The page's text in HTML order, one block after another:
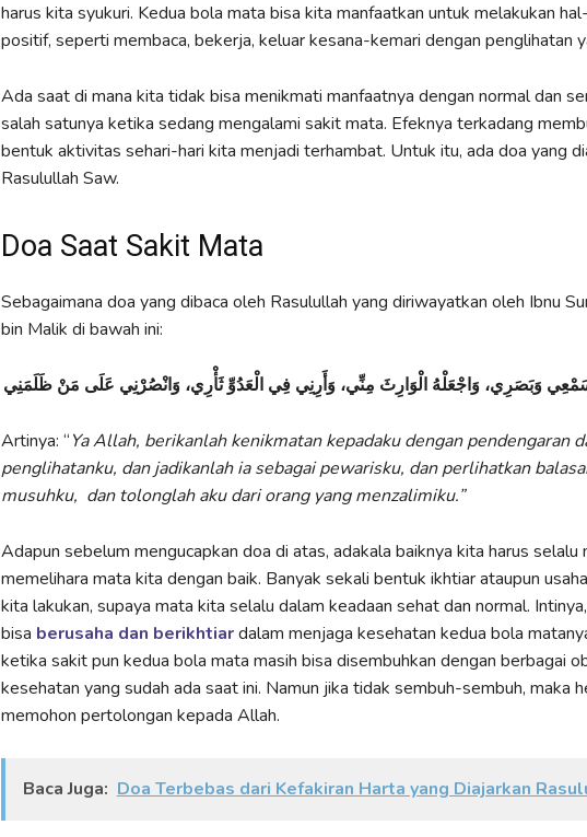
harus kita syukuri. Kedua bola mata bisa kita manfaatkan untuk melakukan
positif, seperti membaca, bekerja, keluar kesana-kemari dengan penglihatan
Ada saat di mana kita tidak bisa menikmati manfaatnya dengan normal dan
salah satunya ketika sedang mengalami sakit mata. Efeknya terkadang
bentuk aktivitas sehari-hari kita menjadi terhambat. Untuk itu, ada doa yang
Rasulullah Saw.
Doa Saat Sakit Mata
Sebagaimana doa yang dibaca oleh Rasulullah yang diriwayatkan oleh Ibnu
bin Malik di bawah ini:
وَبَصَرِي، وَاجْعَلْهُ الْوَارِثَ مِنِّي، وَأَرِنِي فِي الْعَدُوِّ ثَأْرِي، وَانْصُرْنِي عَلَى مَنْ ظَلَمَنِي
Artinya: “Ya Allah, berikanlah kenikmatan kepadaku dengan pendengaran
penglihatanku, dan jadikanlah ia sebagai pewarisku, dan perlihatkan
musuhku, dan tolonglah aku dari orang yang menzalimiku.”
Adapun sebelum mengucapkan doa di atas, adakala baiknya kita harus selalu
memelihara mata kita dengan baik. Banyak sekali bentuk ikhtiar ataupun
kita lakukan, supaya mata kita selalu dalam keadaan sehat dan normal.
bisa berusaha dan berikhtiardalam menjaga kesehatan kedua bola
ketika sakit pun kedua bola mata masih bisa disembuhkan dengan berbagai
kesehatan yang sudah ada saat ini. Namun jika tidak sembuh-sembuh, maka
memohon pertolongan kepada Allah.
Baca Juga: Doa Terbebas dari Kefakiran Harta yang Diajarkan